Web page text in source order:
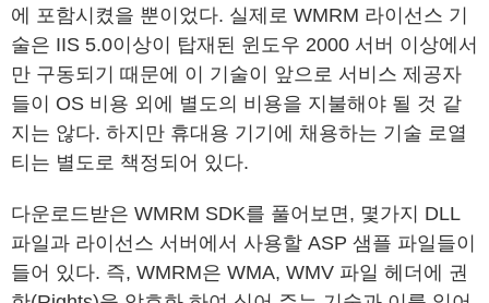
에 포함시켰을 뿐이었다. 실제로 WMRM 라이선스 기
술은 IIS 5.0이상이 탑재된 윈도우 2000 서버 이상에서
만 구동되기 때문에 이 기술이 앞으로 서비스 제공자
들이 OS 비용 외에 별도의 비용을 지불해야 될 것 같
지는 않다. 하지만 휴대용 기기에 채용하는 기술 로열
티는 별도로 책정되어 있다.
다운로드받은 WMRM SDK를 풀어보면, 몇가지 DLL
파일과 라이선스 서버에서 사용할 ASP 샘플 파일들이
들어 있다. 즉, WMRM은 WMA, WMV 파일 헤더에 권